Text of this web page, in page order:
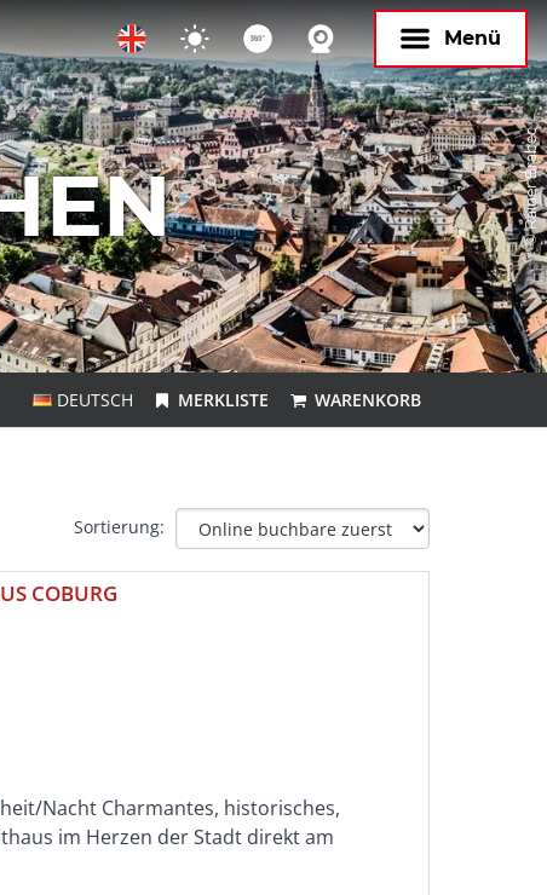
Menü
© Rainer Brabec
DEUTSCH MERKLISTE WARENKORB
Sortierung:
COBURG
Nacht Charmantes, historisches,
im Herzen der Stadt direkt am